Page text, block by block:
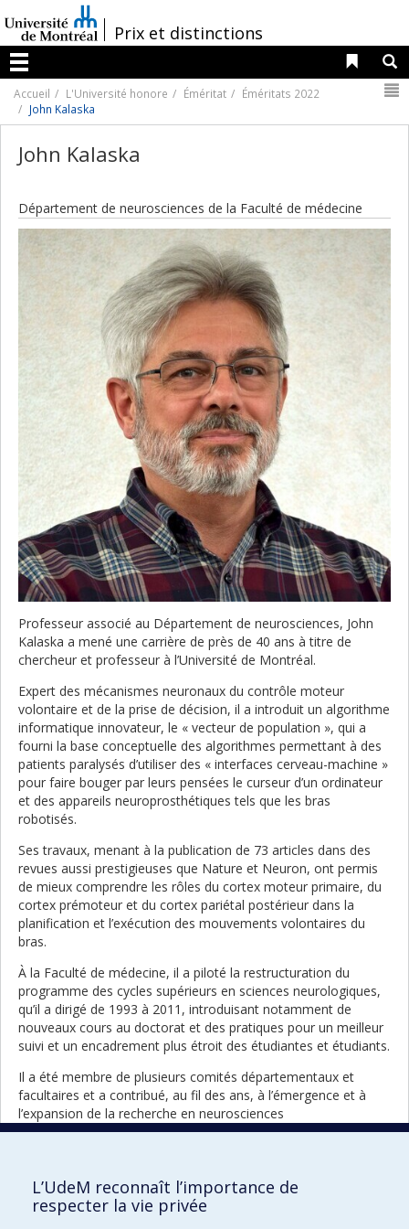
au
contenu
/Prix et distinctions
Menu
Liens
Accueil L'Université honore Éméritat
Éméritats 2022
John Kalaska
John Kalaska
Département de neurosciences de la Faculté de médecine
Professeur associé au Département de neurosciences, John
Kalaska a mené une carrière de près de 40 ans à titre de
chercheur et professeur à l’Université de Montréal.
Expert des mécanismes neuronaux du contrôle moteur
volontaire et de la prise de décision, il a introduit un algorithme
informatique innovateur, le « vecteur de population », qui a
fourni la base conceptuelle des algorithmes permettant à des
patients paralysés d’utiliser des « interfaces cerveau-machine »
pour faire bouger par leurs pensées le curseur d’un ordinateur
et des appareils neuroprosthétiques tels que les bras
robotisés.
Ses travaux, menant à la publication de 73 articles dans des
revues aussi prestigieuses que Nature et Neuron, ont permis
de mieux comprendre les rôles du cortex moteur primaire, du
cortex prémoteur et du cortex pariétal postérieur dans la
planification et l’exécution des mouvements volontaires du
bras.
À la Faculté de médecine, il a piloté la restructuration du
programme des cycles supérieurs en sciences neurologiques,
qu’il a dirigé de 1993 à 2011, introduisant notamment de
nouveaux cours au doctorat et des pratiques pour un meilleur
suivi et un encadrement plus étroit des étudiantes et étudiants.
Il a été membre de plusieurs comités départementaux et
facultaires et a contribué, au fil des ans, à l’émergence et à
l’expansion de la recherche en neurosciences
computationnelles au Département de neurosciences.
participé à l’organisation de nombreuses conférences dans le
monde et a été invité à donner plus d’une centaine de
conférences auprès d’institutions ou dans des congrès
L’UdeM reconnaît l’importance de
respecter la vie privée